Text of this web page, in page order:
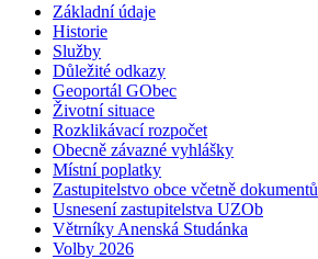
Základní údaje
Historie
Služby
Důležité odkazy
Geoportál GObec
Životní situace
Rozklikávací rozpočet
Obecně závazné vyhlášky
Místní poplatky
Zastupitelstvo obce včetně dokumentů
Usnesení zastupitelstva UZOb
Větrníky Anenská Studánka
Volby 2026